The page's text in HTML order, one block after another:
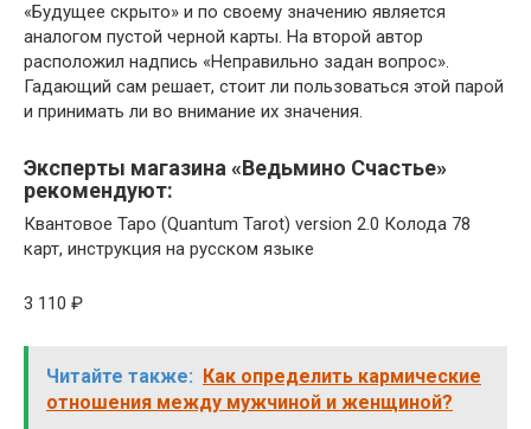
«Будущее скрыто» и по своему значению является
аналогом пустой черной карты. На второй автор
расположил надпись «Неправильно задан вопрос».
Гадающий сам решает, стоит ли пользоваться этой парой
и принимать ли во внимание их значения.
Эксперты магазина «Ведьмино Счастье»
рекомендуют:
Квантовое Таро (Quantum Tarot) version 2.0 Колода 78
карт, инструкция на русском языке
3 110 ₽
Читайте также: Как определить кармические
отношения между мужчиной и женщиной?